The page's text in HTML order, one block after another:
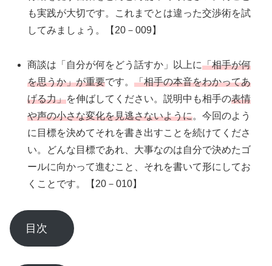
も実践が大切です。これまでとは違った交渉術を試
してみましょう。【20－009】
商談は「自分が何をどう話すか」以上に「相手が何
を思うか」が重要です。「相手の本音をわかってあ
げる力」を伸ばしてください。説明中も相手の表情
や声の小さな変化を見逃さないように。今回のよう
に目標を決めてそれを書き出すことを続けてくださ
い。どんな目標であれ、大事なのは自分で決めたゴ
ールに向かって進むこと、それを書いて形にしてお
くことです。【20－010】
目次